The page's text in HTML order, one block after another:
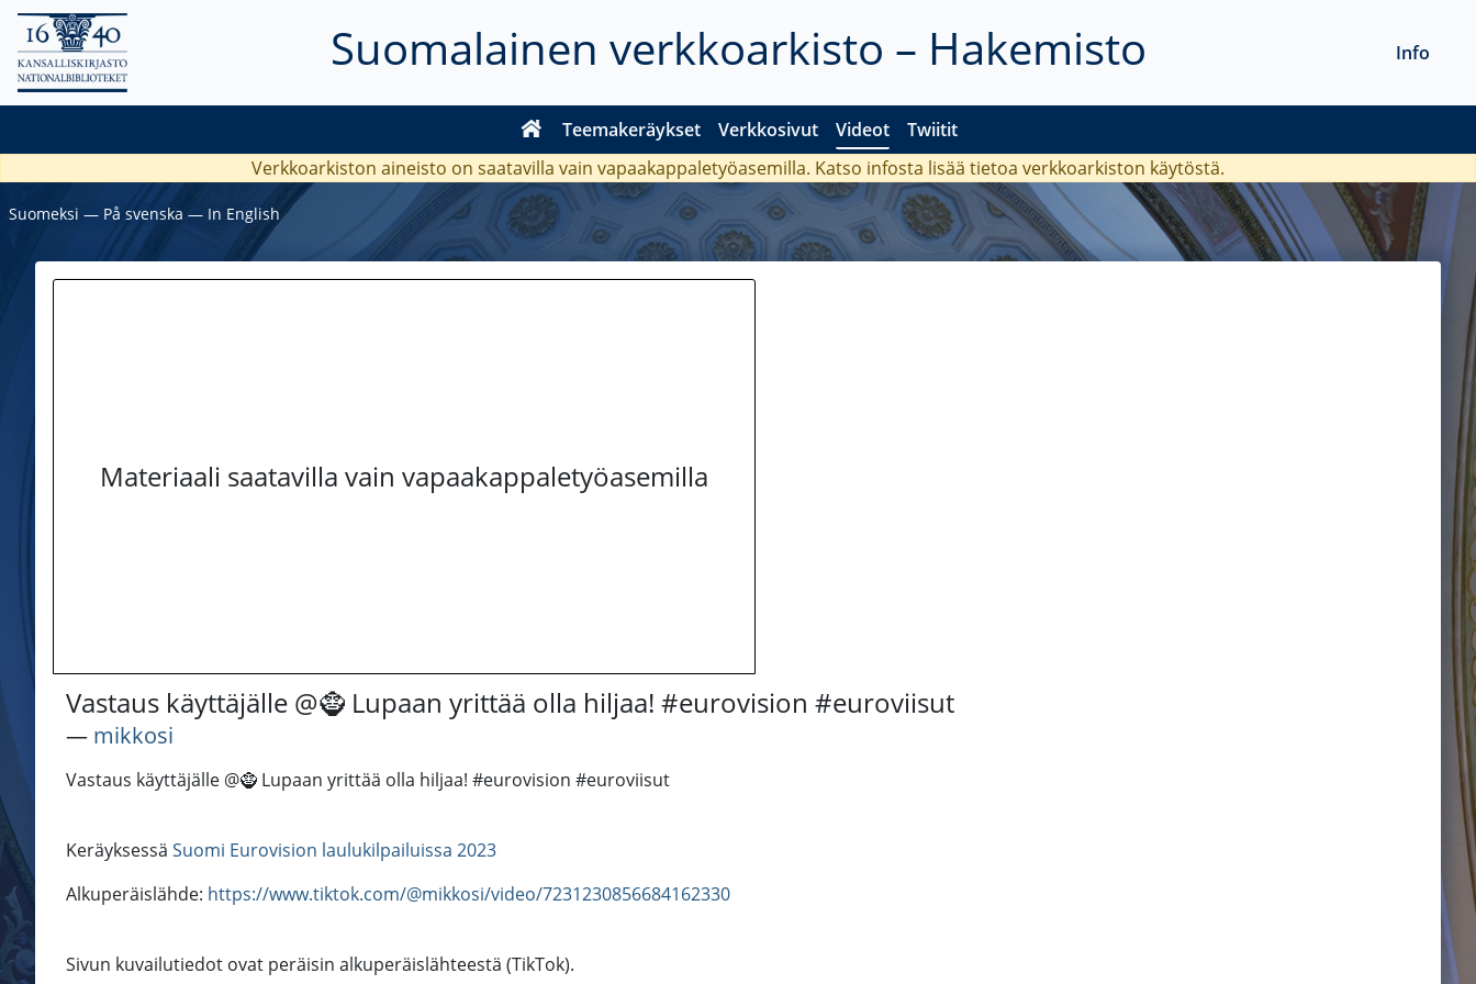
Suomalainen verkkoarkisto – Hakemisto
Teemakeräykset Verkkosivut Videot Twiitit
Info
Verkkoarkiston aineisto on saatavilla vain vapaakappaletyöasemilla. Katso infosta lisää tietoa verkkoarkiston käytöstä.
Suomeksi ― På svenska ― In English
Materiaali saatavilla vain vapaakappaletyöasemilla
Vastaus käyttäjälle @🧌 Lupaan yrittää olla hiljaa! #eurovision #euroviisut
― mikkosi
Vastaus käyttäjälle @🧌 Lupaan yrittää olla hiljaa! #eurovision #euroviisut
Keräyksessä Suomi Eurovision laulukilpailuissa 2023
Alkuperäislähde: https://www.tiktok.com/@mikkosi/video/7231230856684162330
Sivun kuvailutiedot ovat peräisin alkuperäislähteestä (TikTok).